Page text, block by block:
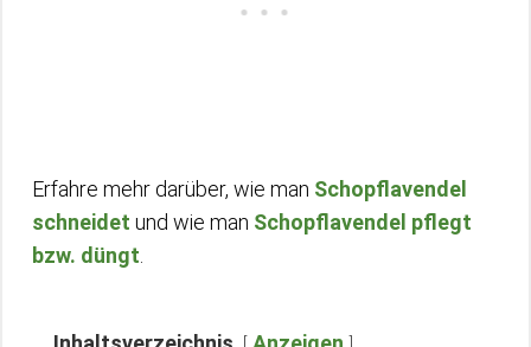
Erfahre mehr darüber, wie man Schopflavendel
schneidet und wie man Schopflavendel pflegt
bzw. düngt